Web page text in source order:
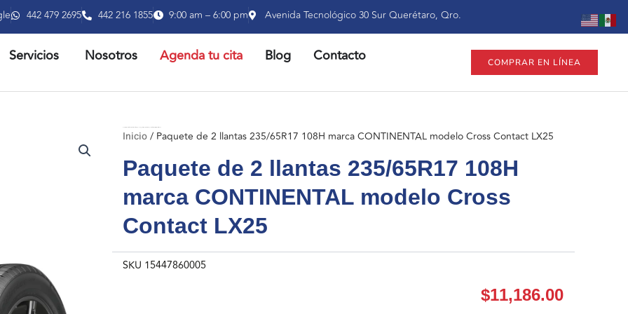
442 479 2695 442 216 1855 9:00 am – 6:00 pm Avenida Tecnológico 30 Sur Querétaro, Qro.
PRODUCTOS
Servicios ABRIR SERVICIOS
Nosotros Agenda tu cita Blog Contacto COMPRAR EN LÍNEA
Inicio/ Paquete de 2 llantas 235/65R17 108H marca CONTINENTAL modelo Cross Contact LX25
Paquete de 2 llantas 235/65R17 108H
marca CONTINENTAL modelo Cross
Contact LX25
SKU 15447860005
$11,186.00